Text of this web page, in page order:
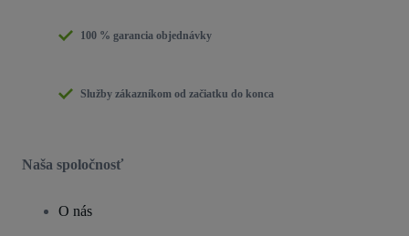
100 % garancia objednávky
Služby zákazníkom od začiatku do konca
Naša spoločnosť
O nás